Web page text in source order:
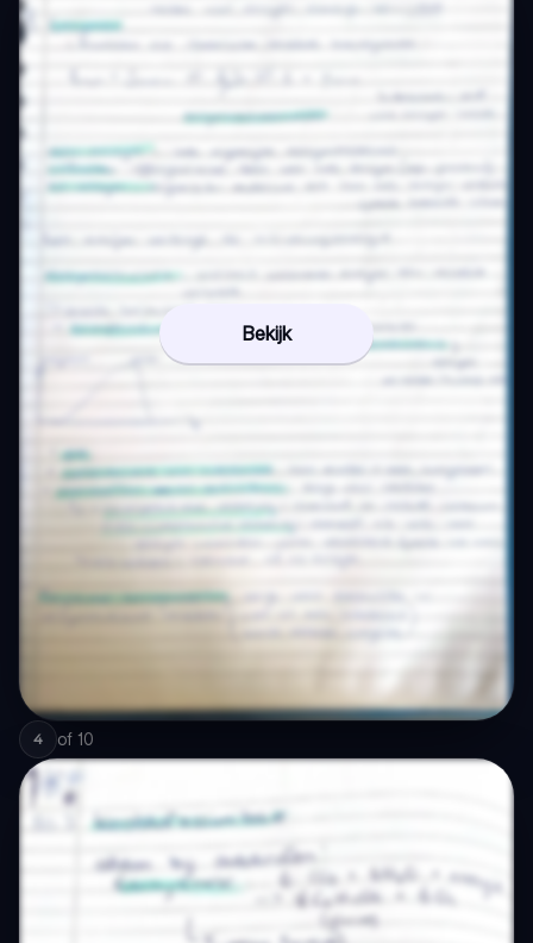
Bekijk
4 of 10